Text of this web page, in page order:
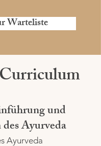
Warteliste
und
Ayurveda
Ayurveda